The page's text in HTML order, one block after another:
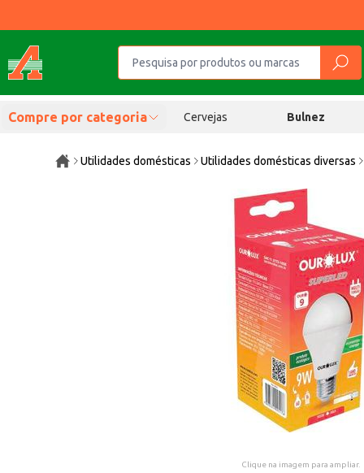
Compre por categoria Cervejas Bulnez
Utilidades domésticas Utilidades domésticas diversas
Clique na imagem para ampliar.